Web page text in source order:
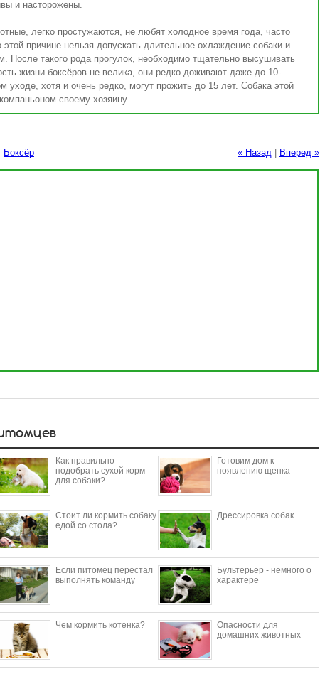
и насторожены.
легко простужаются, не любят холодное время года, часто
причине нельзя допускать длительное охлаждение собаки и
После такого рода прогулок, необходимо тщательно высушивать
жизни боксёров не велика, они редко доживают даже до 10-
уходе, хотя и очень редко, могут прожить до 15 лет. Собака этой
своему хозяину.
« Назад Вперед »
Боксёр
Как правильно
подобрать сухой корм
для собаки?
Готовим дом к
появлению щенка
Стоит ли кормить собаку
едой со стола?
Дрессировка собак
Если питомец перестал
выполнять команду
Бультерьер - немного о
характере
Чем кормить котенка?
Опасности для
домашних животных